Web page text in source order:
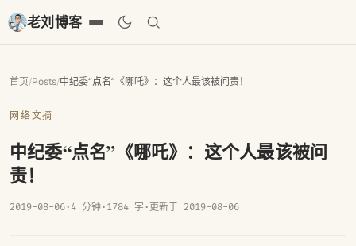
老刘博客
首页/Posts/中纪委“点名”《哪吒》：这个人最该被问责！
网络文摘
中纪委“点名”《哪吒》：这个人最该被问
责！
2019-08-06· 4 分钟· 1784 字 · 更新于 2019-08-06